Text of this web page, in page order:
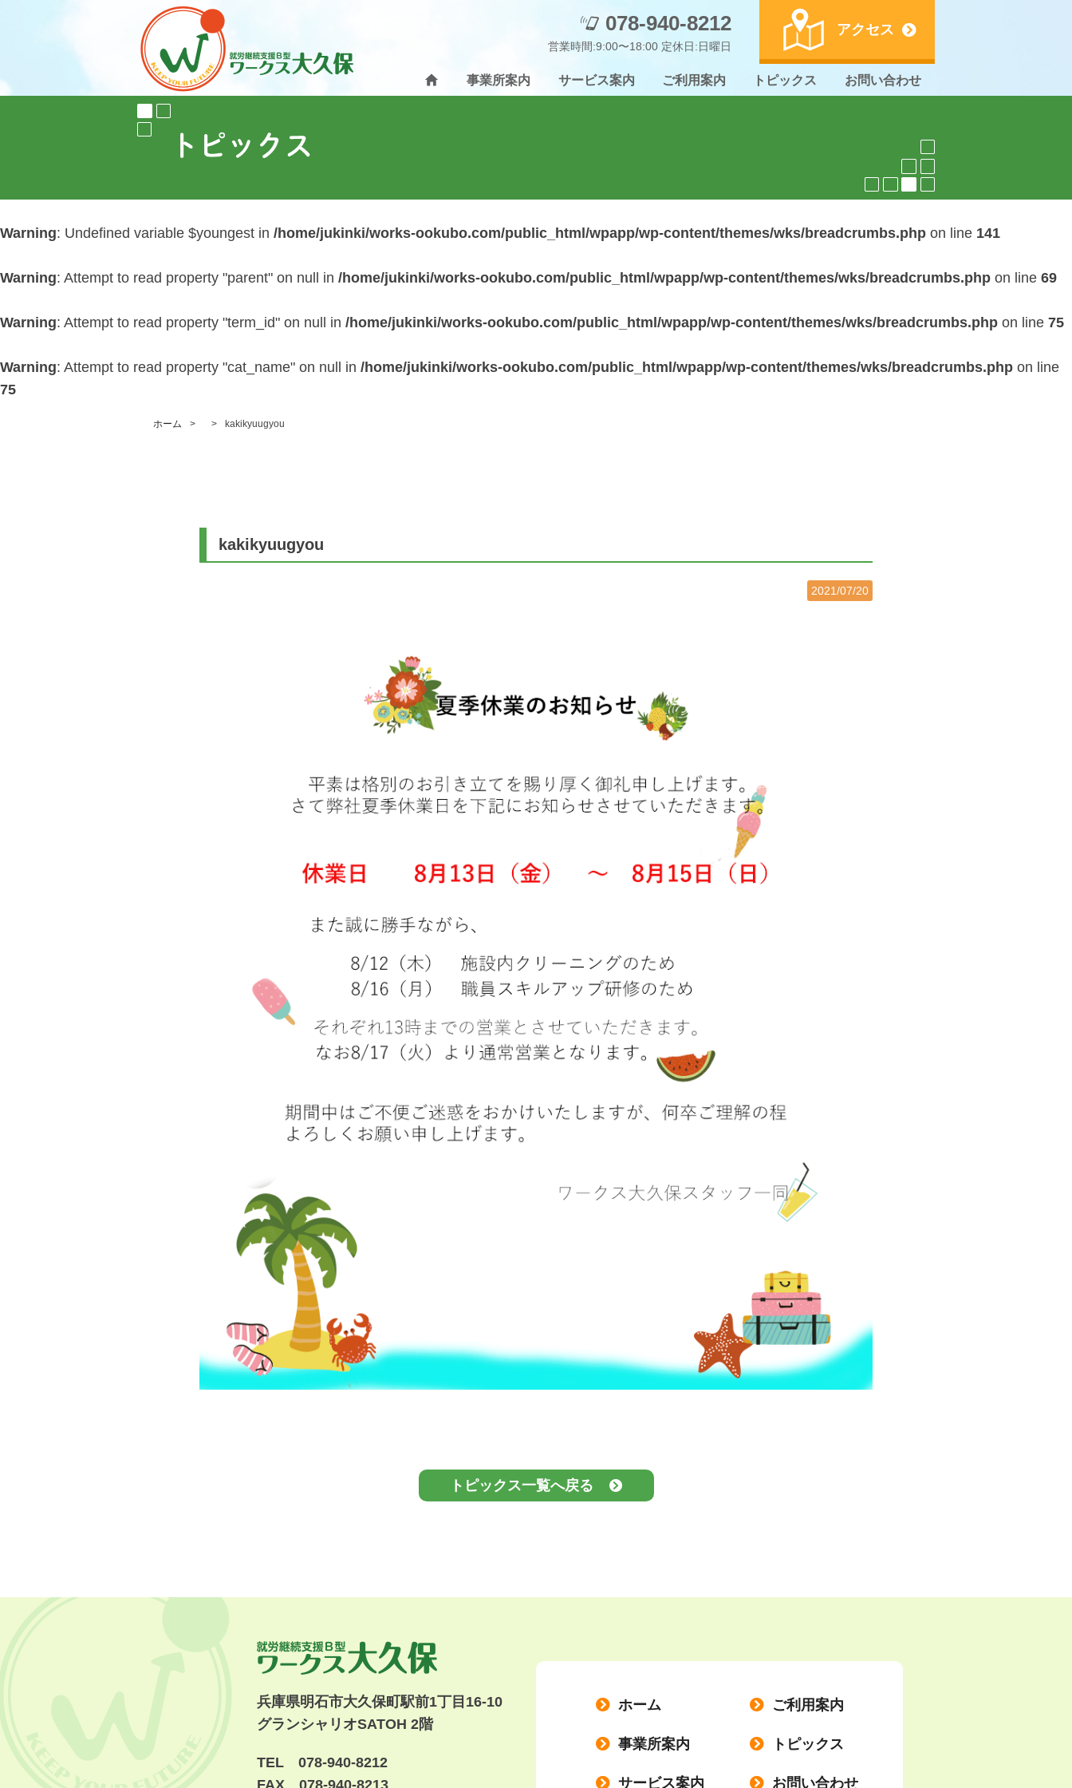
078-940-8212
営業時間:9:00〜18:00 定休日:日曜日
アクセス
事業所案内 サービス案内 ご利用案内 トピックス お問い合わせ
Warning: Undefined variable $youngest in /home/jukinki/works-ookubo.com/public_html/wpapp/wp-content/themes/wks/breadcrumbs.php on line 141
Warning: Attempt to read property "parent" on null in /home/jukinki/works-ookubo.com/public_html/wpapp/wp-content/themes/wks/breadcrumbs.php on line 69
Warning: Attempt to read property "term_id" on null in /home/jukinki/works-ookubo.com/public_html/wpapp/wp-content/themes/wks/breadcrumbs.php on line 75
Warning: Attempt to read property "cat_name" on null in /home/jukinki/works-ookubo.com/public_html/wpapp/wp-content/themes/wks/breadcrumbs.php on line
75
ホーム kakikyuugyou
kakikyuugyou
2021/07/20
トピックス一覧へ戻る
兵庫県明石市大久保町駅前1丁目16-10
グランシャリオSATOH 2階
TEL 078-940-8212
FAX 078-940-8213
ホーム ご利用案内
事業所案内 トピックス
サービス案内 お問い合わせ